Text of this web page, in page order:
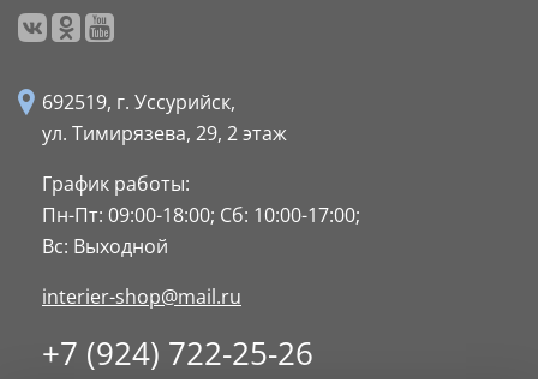
692519, г. Уссурийск,
ул. Тимирязева, 29, 2 этаж
График работы:
Пн-Пт: 09:00-18:00; Сб: 10:00-17:00;
Вс: Выходной
interier-shop@mail.ru
+7 (924) 722-25-26